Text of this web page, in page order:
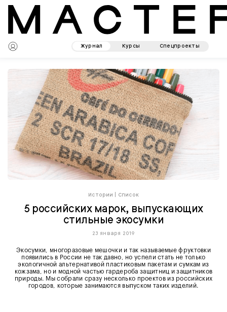
Журнал Курсы Спецпроекты
Истории Список
5 российских марок, выпускающих
стильные экосумки
23 января 2019
Экосумки, многоразовые мешочки и так называемые фруктовки
появились в России не так давно, но успели стать не только
экологичной альтернативой пластиковым пакетам и сумкам из
кожзама, но и модной частью гардероба защитниц и защитников
природы. Мы собрали сразу несколько проектов из российских
городов, которые занимаются выпуском таких изделий.